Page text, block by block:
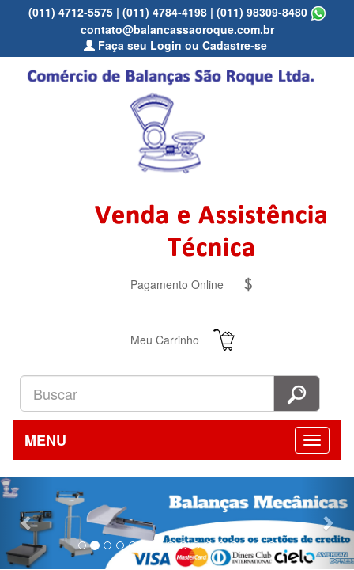
(011) 4712-5575| (011) 4784-4198| (011) 98309-8480
contato@balancassaoroque.com.br
Faça seu Login ou Cadastre-se
Pagamento Online
Meu Carrinho
MENU
Previous